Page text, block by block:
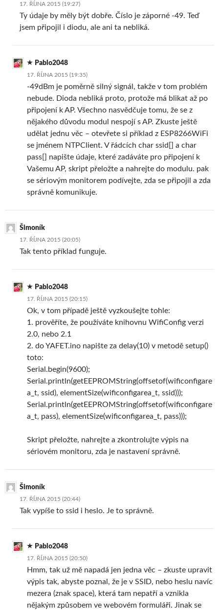
17. ŘÍJNA 2015 (19:27)
Ty údaje by měly být dobře. Číslo je záporné -49. Teď
jsem připojil i diodu, ale ani ta nebliká.
Pablo2048
17. ŘÍJNA 2015 (19:35)
-49dBm je poměrně silný signál, takže v tom problém
nebude. Dioda nebliká proto, protože má blikat až po
připojení k AP. Všechno nasvědčuje tomu, že se z
nějakého důvodu modul nespojí s AP. Zkuste ještě
udělat jednu věc – otevřete si příklad z ESP8266WiFi
se jménem NTPClient. V řádcích char ssid[] a char
pass[] napište údaje, které zadáváte pro připojení k
Vašemu AP, skript přeložte a nahrejte do modulu. pak
se sériovým monitorem podívejte, zda se připojil a zda
správně komunikuje.
Šimoník
17. ŘÍJNA 2015 (20:05)
Tak tento příklad funguje.
Pablo2048
17. ŘÍJNA 2015 (20:15)
Ok, v tom případě ještě vyzkoušejte tohle:
1. prověříte, že používáte knihovnu WifiConfig verzi
2.0, nebo 2.1
2. do YAFET.ino napište za delay(10) v metodě setup()
toto:
Serial.begin(9600);
Serial.println(getEEPROMString(offsetof(wificonfigare
a_t, ssid), elementSize(wificonfigarea_t, ssid)));
Serial.println(getEEPROMString(offsetof(wificonfigare
a_t, pass), elementSize(wificonfigarea_t, pass)));
Skript přeložte, nahrejte a zkontrolujte výpis na
sériovém monitoru, zda je nastavení správně.
Šimoník
17. ŘÍJNA 2015 (20:44)
Tak vypíše to ssid i heslo. Je to správně.
Pablo2048
17. ŘÍJNA 2015 (20:50)
Hmm, tak už mě napadá jen jedna věc – zkuste upravit
výpis tak, abyste poznal, že je v SSID, nebo heslu navíc
mezera (znak space), která tam nepatří a vznikla
nějakým způsobem ve webovém formuláři. Jinak se